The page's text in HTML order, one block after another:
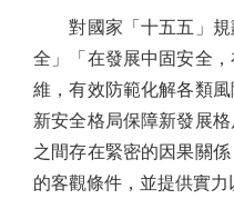
對國家「十五五」規
全」「在發展中固安全
維，有效防範化解各類
新安全格局保障新發展
之間存在緊密的因果關
的客觀條件，並提供實力